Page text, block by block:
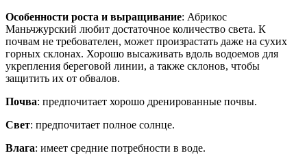
Особенности роста и выращивание: Абрикос
Маньчжурский любит достаточное количество света. К
почвам не требователен, может произрастать даже на сухих
горных склонах. Хорошо высаживать вдоль водоемов для
укрепления береговой линии, а также склонов, чтобы
защитить их от обвалов.
Почва: предпочитает хорошо дренированные почвы.
Свет: предпочитает полное солнце.
Влага: имеет средние потребности в воде.